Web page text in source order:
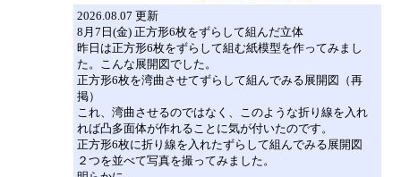
2026.08.07 更新
8月7日(金) 正方形6枚をずらして組んだ立体
昨日は正方形6枚をずらして組む紙模型を作ってみまし
た。こんな展開図でした。
正方形6枚を湾曲させてずらして組んでみる展開図（再
掲）
これ、湾曲させるのではなく、このような折り線を入れ
れば凸多面体が作れることに気が付いたのです。
正方形6枚に折り線を入れたずらして組んでみる展開図
２つを並べて写真を撮ってみました。